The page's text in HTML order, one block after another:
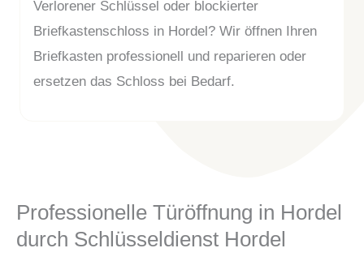
Verlorener Schlüssel oder blockierter
Briefkastenschloss in Hordel? Wir öffnen Ihren
Briefkasten professionell und reparieren oder
ersetzen das Schloss bei Bedarf.
Professionelle Türöffnung in Hordel
durch Schlüsseldienst Hordel